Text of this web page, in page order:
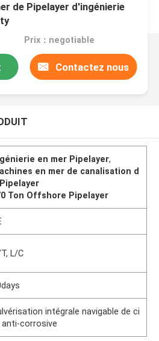
de Pipelayer d'ingénierie
Prix：negotiable
Contactez nous
en mer Pipelayer,
en mer de canalisation d
Ton Offshore Pipelayer
L/C
intégrale navigable de ci
anti-corrosive